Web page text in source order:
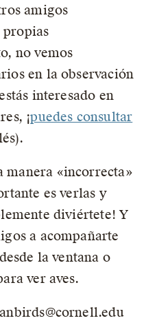
amigos
propias
no vemos
en la observación
interesado en
¡puedes consultar
manera «incorrecta»
es verlas y
diviértete! Y
a acompañarte
la ventana o
ver aves.